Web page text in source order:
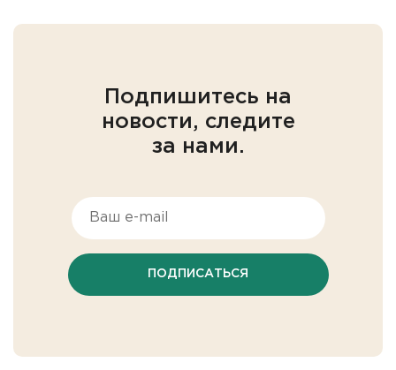
Подпишитесь на
новости, следите
за нами.
ПОДПИСАТЬСЯ